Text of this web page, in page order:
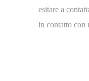
esitare a
in contatto con